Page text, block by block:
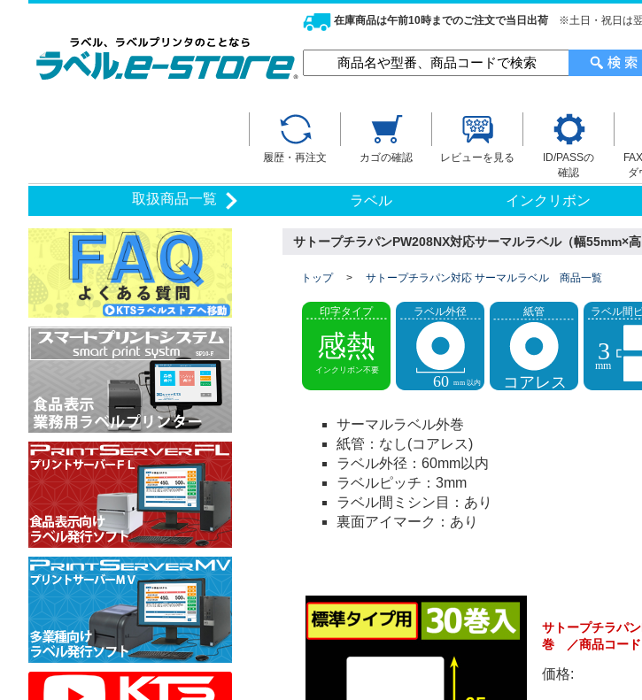
在庫商品は午前10時までのご注文で当日出荷 ※土日・祝日は
履歴・再注文 カゴの確認 レビューを見る
ID/PASSの
確認
ダ
取扱商品一覧 ラベル インクリボン
サトープチラパンPW208NX対応サーマルラベル（幅
サトープチラパ
巻 ／商品コー
価格: